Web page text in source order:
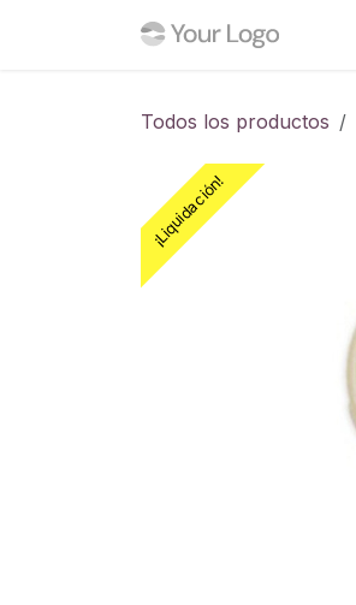
Todos los productos
¡Liquidación!